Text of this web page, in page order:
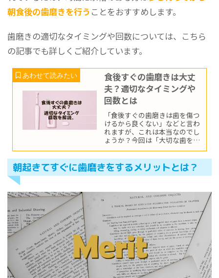
朝食後の歯磨きを行う ことをおすすめします。
歯磨きの適切なタイミングや回数については、こちら
の記事でも詳しくご紹介しています。
食後すぐの歯磨きは大丈
夫？適切なタイミングや
回数とは
「食後すぐの歯磨きは歯を傷つ
けるから良くない」などと言わ
れますが、これは本当なのでし
ょうか？今回は「大切な歯を守
適切なタイミングや回数につい
てご紹介します。食後の正しい
歯磨きを知って健やかな歯を手
朝起きてすぐに歯磨きをするメリットとは？